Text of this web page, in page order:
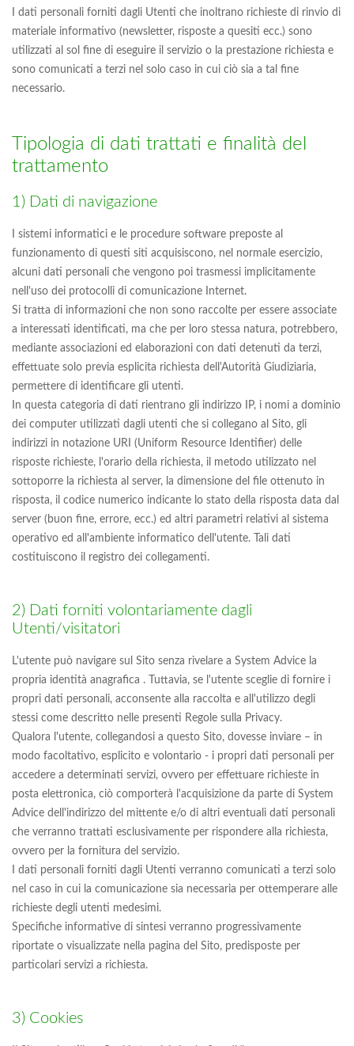
I dati personali forniti dagli Utenti che inoltrano richieste di rinvio di
materiale informativo (newsletter, risposte a quesiti ecc.) sono
utilizzati al sol fine di eseguire il servizio o la prestazione richiesta e
sono comunicati a terzi nel solo caso in cui ciò sia a tal fine
necessario.
Tipologia di dati trattati e finalità del
trattamento
1) Dati di navigazione
I sistemi informatici e le procedure software preposte al
funzionamento di questi siti acquisiscono, nel normale esercizio,
alcuni dati personali che vengono poi trasmessi implicitamente
nell'uso dei protocolli di comunicazione Internet.
Si tratta di informazioni che non sono raccolte per essere associate
a interessati identificati, ma che per loro stessa natura, potrebbero,
mediante associazioni ed elaborazioni con dati detenuti da terzi,
effettuate solo previa esplicita richiesta dell'Autorità Giudiziaria,
permettere di identificare gli utenti.
In questa categoria di dati rientrano gli indirizzo IP, i nomi a dominio
dei computer utilizzati dagli utenti che si collegano al Sito, gli
indirizzi in notazione URI (Uniform Resource Identifier) delle
risposte richieste, l'orario della richiesta, il metodo utilizzato nel
sottoporre la richiesta al server, la dimensione del file ottenuto in
risposta, il codice numerico indicante lo stato della risposta data dal
server (buon fine, errore, ecc.) ed altri parametri relativi al sistema
operativo ed all'ambiente informatico dell'utente. Tali dati
costituiscono il registro dei collegamenti.
2) Dati forniti volontariamente dagli
Utenti/visitatori
L'utente può navigare sul Sito senza rivelare a System Advice la
propria identità anagrafica . Tuttavia, se l'utente sceglie di fornire i
propri dati personali, acconsente alla raccolta e all'utilizzo degli
stessi come descritto nelle presenti Regole sulla Privacy.
Qualora l'utente, collegandosi a questo Sito, dovesse inviare – in
modo facoltativo, esplicito e volontario - i propri dati personali per
accedere a determinati servizi, ovvero per effettuare richieste in
posta elettronica, ciò comporterà l'acquisizione da parte di System
Advice dell'indirizzo del mittente e/o di altri eventuali dati personali
che verranno trattati esclusivamente per rispondere alla richiesta,
ovvero per la fornitura del servizio.
I dati personali forniti dagli Utenti verranno comunicati a terzi solo
nel caso in cui la comunicazione sia necessaria per ottemperare alle
richieste degli utenti medesimi.
Specifiche informative di sintesi verranno progressivamente
riportate o visualizzate nella pagina del Sito, predisposte per
particolari servizi a richiesta.
3) Cookies